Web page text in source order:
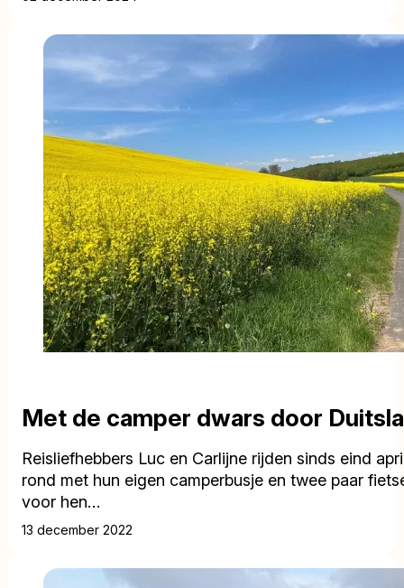
Met de camper dwars door
Reisliefhebbers Luc en Carlijne rijden sinds eind
rond met hun eigen camperbusje en twee paar
voor hen…
13 december 2022